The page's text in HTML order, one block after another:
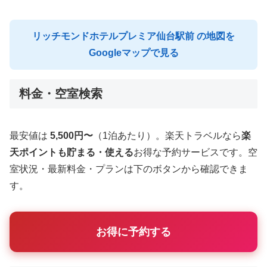
リッチモンドホテルプレミア仙台駅前 の地図を
Googleマップで見る
料金・空室検索
最安値は 5,500円〜 （1泊あたり）。楽天トラベルなら楽
天ポイントも貯まる・使えるお得な予約サービスです。空
室状況・最新料金・プランは下のボタンから確認できま
す。
お得に予約する